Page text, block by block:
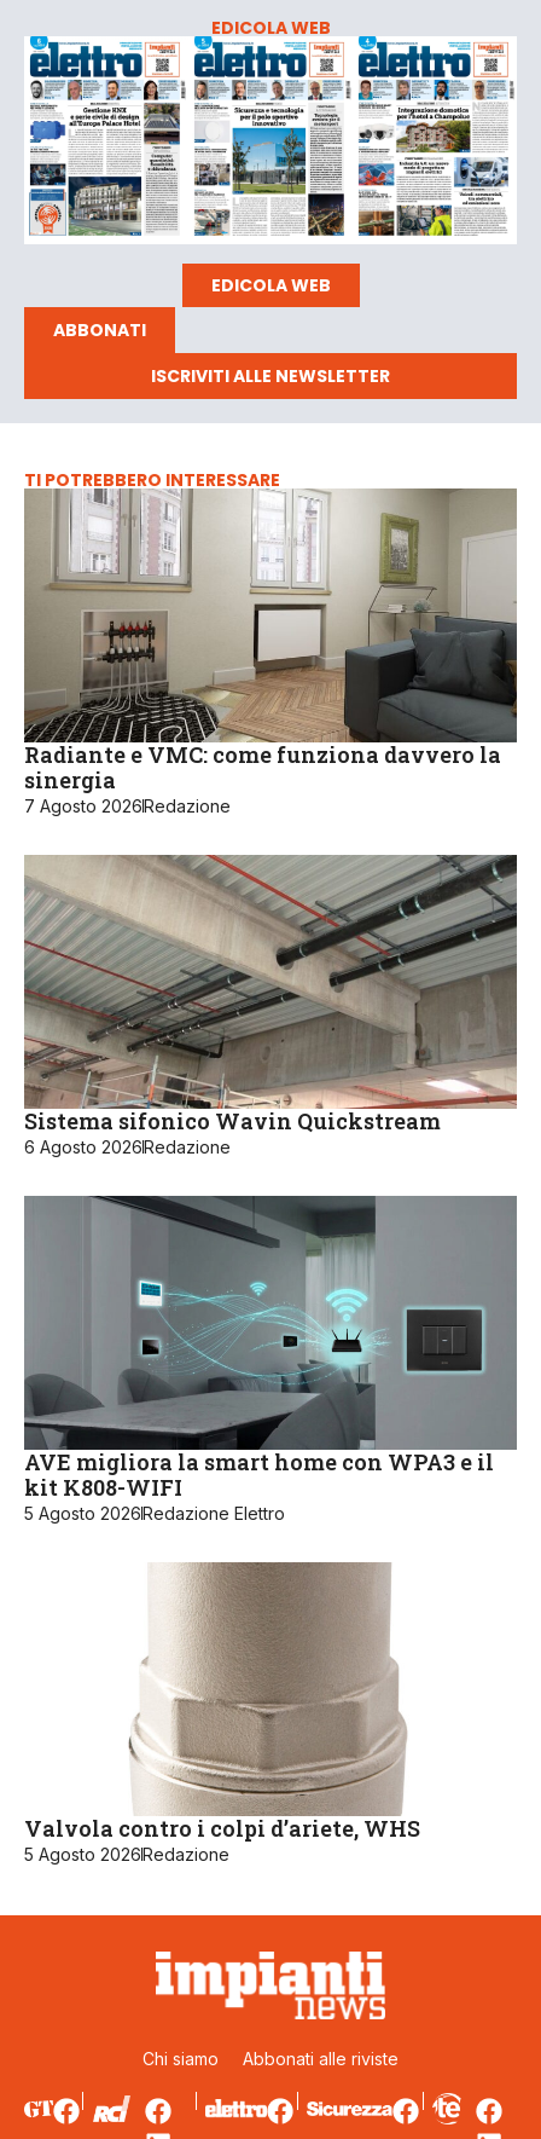
EDICOLA WEB
EDICOLA WEB
ABBONATI
ISCRIVITI ALLE NEWSLETTER
TI POTREBBERO INTERESSARE
Radiante e VMC: come funziona davvero la
sinergia
7 Agosto 2026Redazione
Sistema sifonico Wavin Quickstream
6 Agosto 2026Redazione
AVE migliora la smart home con WPA3 e il
kit K808-WIFI
5 Agosto 2026Redazione Elettro
Valvola contro i colpi d’ariete, WHS
5 Agosto 2026Redazione
Chi siamo Abbonati alle riviste